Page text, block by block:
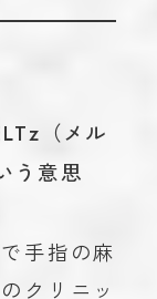
（メル
う意思
手指の麻
クリニッ